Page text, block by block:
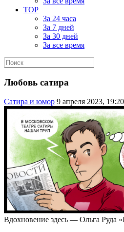
TOP
За 24 часа
За 7 дней
За 30 дней
За все время
Любовь сатира
Сатира и юмор 9 апреля 2023, 19:20
Вдохновение здесь — Ольга Руда